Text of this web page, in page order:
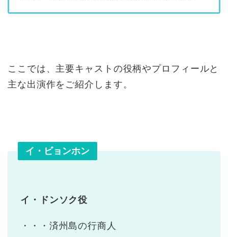
ここでは、主要キャストの役柄やプロフィールと
主な出演作をご紹介します。
イ・ビョンホン
イ・ドンソク役
・・・済州島の行商人